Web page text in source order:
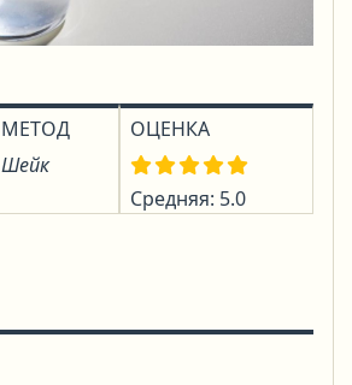
МЕТОД
Шейк
ОЦЕНКА
Средняя: 5.0